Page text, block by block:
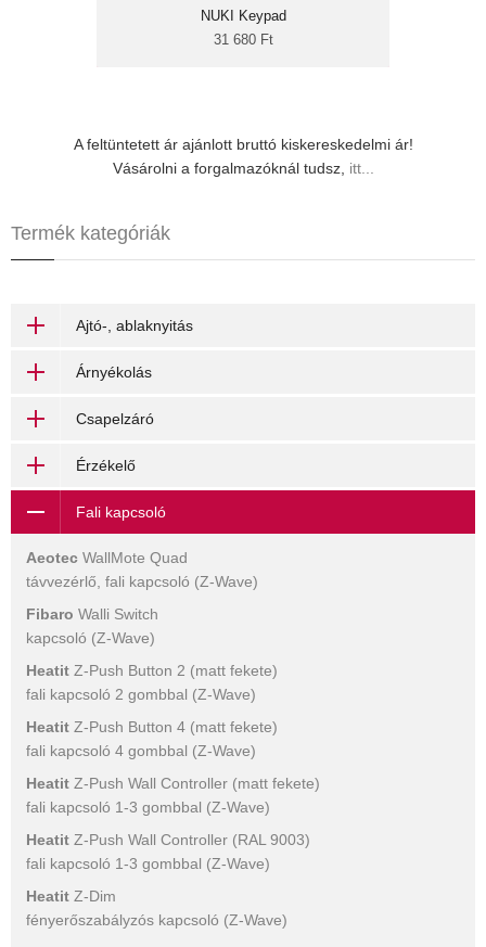
NUKI Keypad
31 680 Ft
elemmel működik, így felszerelése
kábelezést nem igényel; akár fel is
A feltüntetett ár ajánlott bruttó kiskereskedelmi ár!
Vásárolni a forgalmazóknál tudsz, itt...
Termék kategóriák
Ajtó-, ablaknyitás
Árnyékolás
Csapelzáró
Érzékelő
Fali kapcsoló
Aeotec WallMote Quad
távvezérlő, fali kapcsoló (Z-Wave)
Fibaro Walli Switch
kapcsoló (Z-Wave)
Heatit Z-Push Button 2 (matt fekete)
fali kapcsoló 2 gombbal (Z-Wave)
Heatit Z-Push Button 4 (matt fekete)
fali kapcsoló 4 gombbal (Z-Wave)
Heatit Z-Push Wall Controller (matt fekete)
fali kapcsoló 1-3 gombbal (Z-Wave)
Heatit Z-Push Wall Controller (RAL 9003)
fali kapcsoló 1-3 gombbal (Z-Wave)
Heatit Z-Dim
fényerőszabályzós kapcsoló (Z-Wave)